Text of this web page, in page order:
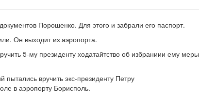
Порошенко. Для этого и забрали его паспорт.
Он выходит из аэропорта.
5-му президенту ходатайтство об избраниии ему меры
пытались вручить экс-президенту Петру
в аэропорту Борисполь.